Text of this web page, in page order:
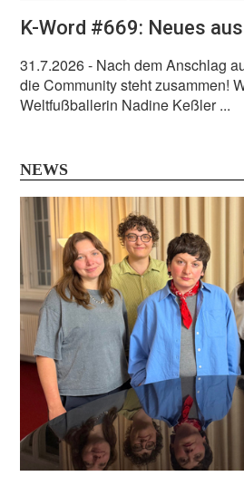
K-Word #669: Neues
31.7.2026- Nach dem Anschlag
die Community steht zusammen!
Weltfußballerin Nadine Keßler ...
NEWS